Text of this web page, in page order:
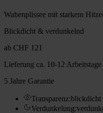
Wabenplissee mit starkem
Blickdicht & verdunkelnd
ab CHF 121
Lieferung ca. 10-12 Arbeitstage
5 Jahre Garantie
Transparenz:blickdicht
Verdunkelung: